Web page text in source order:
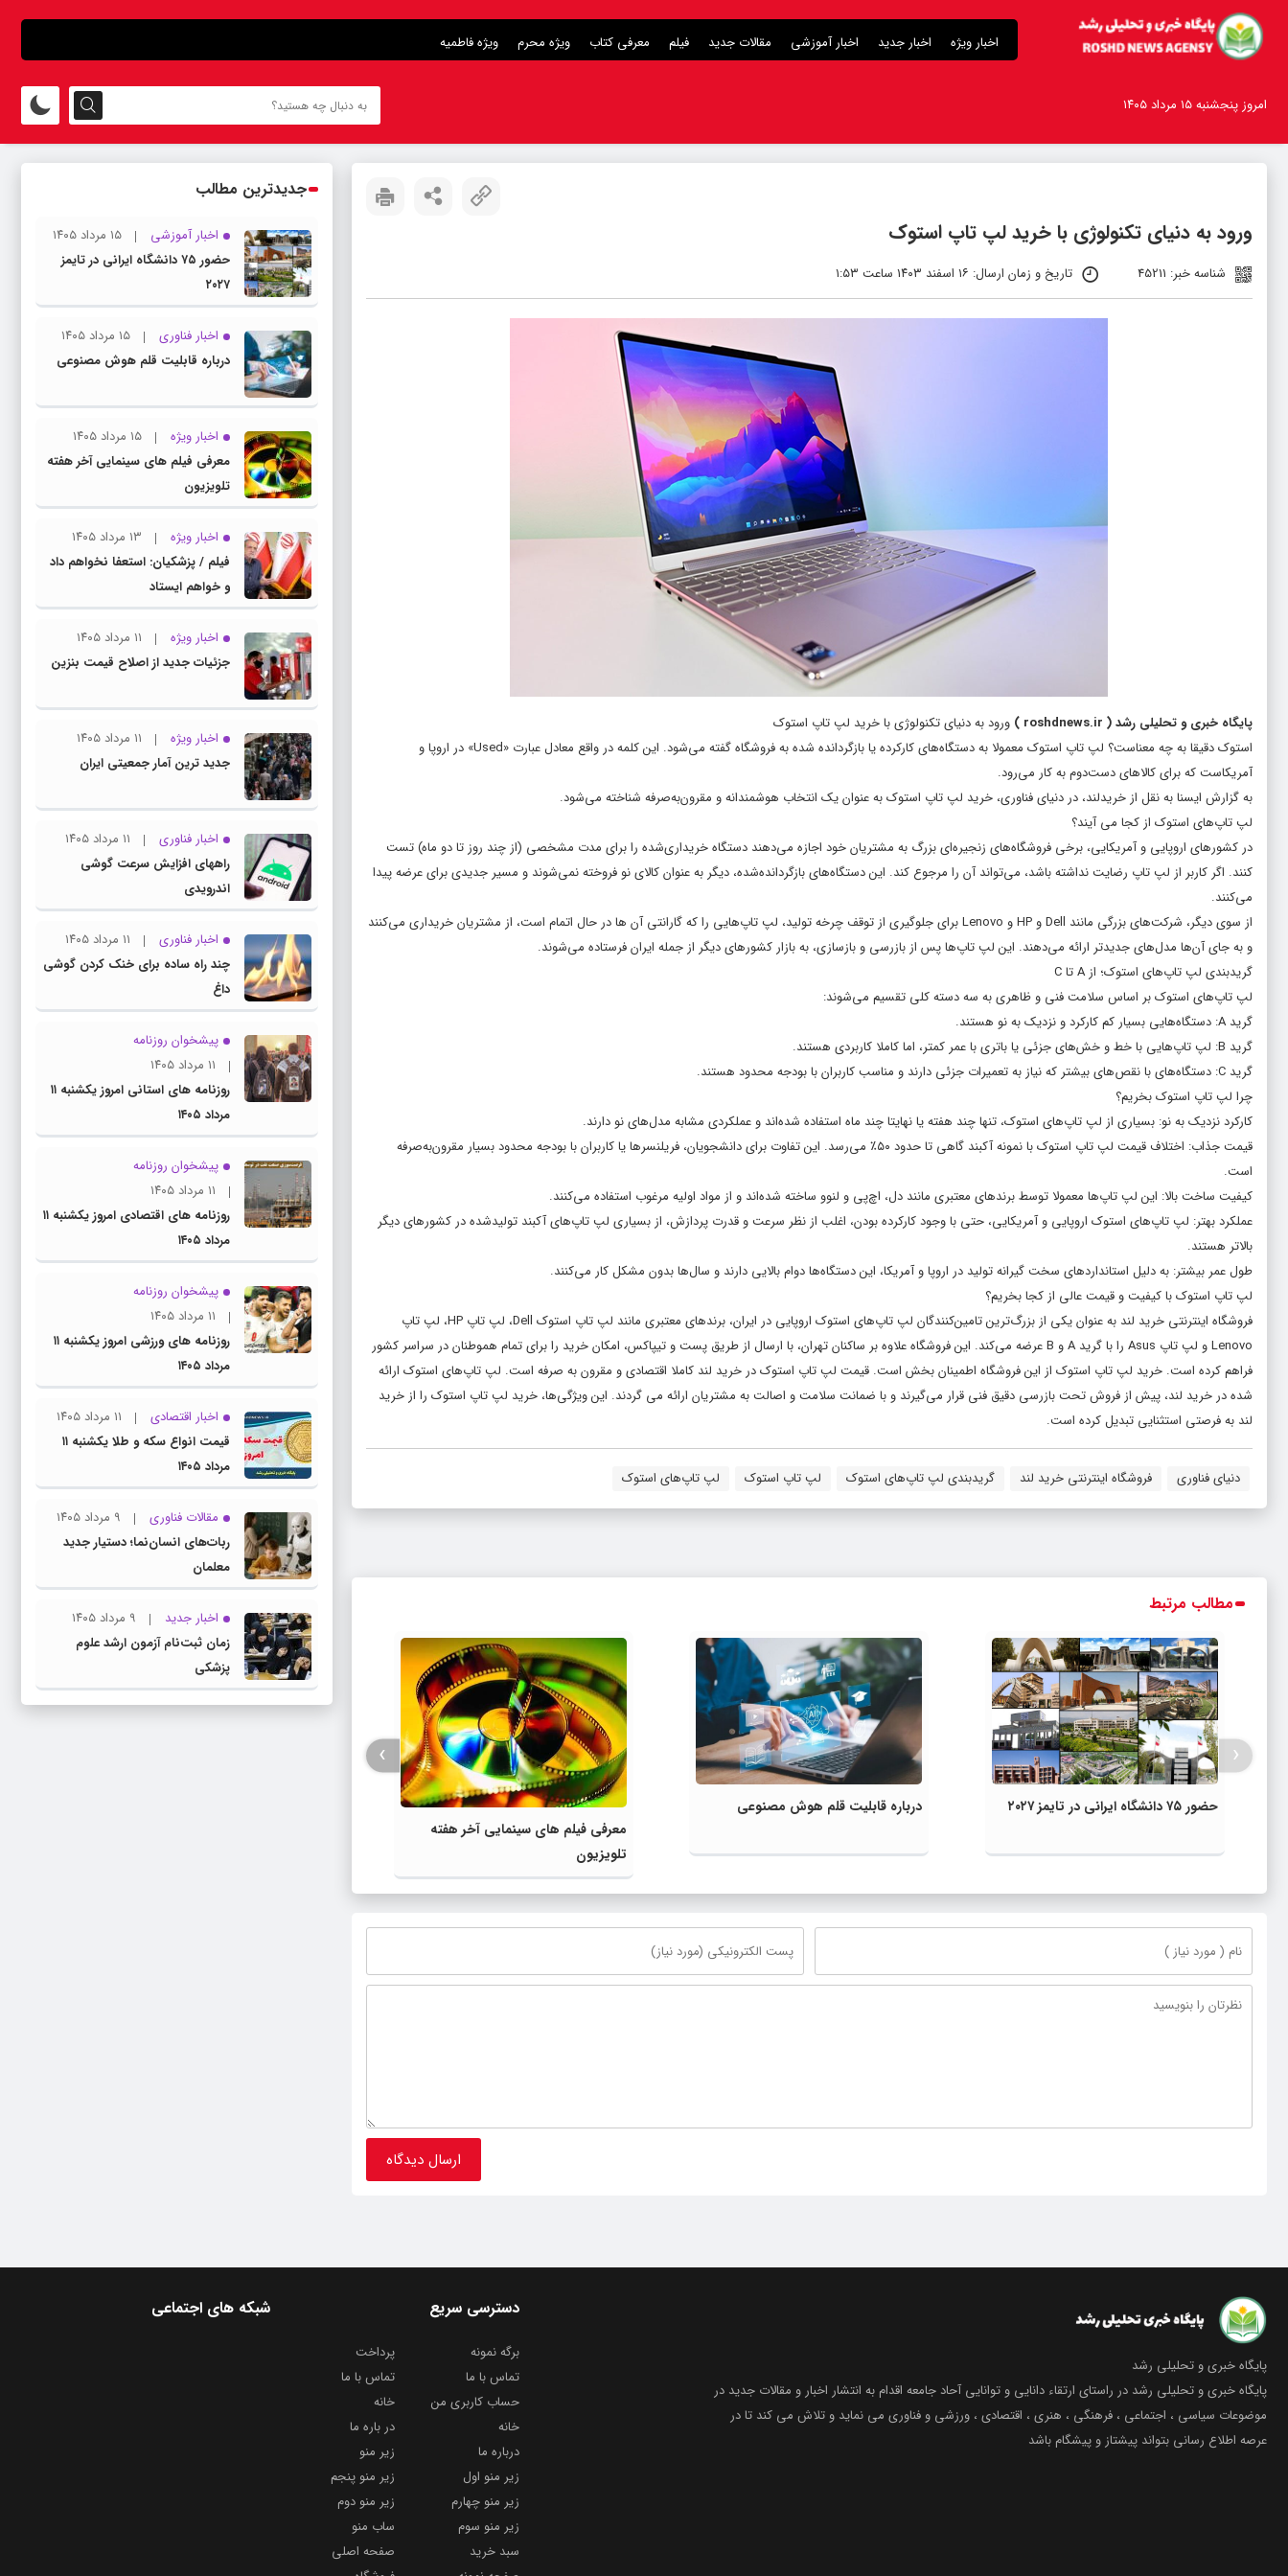
اخبار ویژه اخبار جدید اخبار آموزشی مقالات جدید فیلم معرفی کتاب ویژه محرم ویژه فاطمیه
امروز پنجشنبه ۱۵ مرداد ۱۴۰۵
ورود به دنیای تکنولوژی با خرید لپ تاپ استوک
شناسه خبر: 45211 تاریخ و زمان ارسال: ۱۶ اسفند ۱۴۰۳ ساعت ۱:۵۳
پایگاه خبری و تحلیلی رشد(
roshdnews.ir
) ورود به دنیای تکنولوژی با خرید لپ تاپ استوک
استوک دقیقا به چه معناست؟ لپ تاپ استوک معمولا به دستگاه‌های کارکرده یا بازگردانده ‌شده به فروشگاه گفته می‌شود. این کلمه در واقع معادل عبارت «Used» در اروپا و
آمریکاست که برای کالاهای دست‌دوم به کار می‌رود.
به گزارش ایسنا به نقل از خریدلند، در دنیای فناوری، خرید لپ تاپ استوک به عنوان یک انتخاب هوشمندانه و مقرون‌به‌صرفه شناخته می‌شود.
لپ تاپ‌های استوک از کجا می آیند؟
در کشورهای اروپایی و آمریکایی، برخی فروشگاه‌های زنجیره‌ای بزرگ به مشتریان خود اجازه می‌دهند دستگاه خریداری‌شده را برای مدت مشخصی (از چند روز تا دو ماه) تست
کنند. اگر کاربر از لپ تاپ رضایت نداشته باشد، می‌تواند آن را مرجوع کند. این دستگاه‌های بازگردانده‌شده، دیگر به عنوان کالای نو فروخته نمی‌شوند و مسیر جدیدی برای عرضه پیدا
می‌کنند.
از سوی دیگر، شرکت‌های بزرگی مانند Dell و HP و Lenovo برای جلوگیری از توقف چرخه تولید، لپ تاپ‌هایی را که گارانتی آن ها در حال اتمام است، از مشتریان خریداری می‌کنند
و به جای آن‌ها مدل‌های جدیدتر ارائه می‌دهند. این لپ تاپ‌ها پس از بازرسی و بازسازی، به بازار کشورهای دیگر از جمله ایران فرستاده می‌شوند.
گریدبندی لپ تاپ‌های استوک؛ از A تا C
لپ تاپ‌های استوک بر اساس سلامت فنی و ظاهری به سه دسته کلی تقسیم می‌شوند:
گرید A: دستگاه‌هایی بسیار کم کارکرد و نزدیک به نو هستند.
گرید B: لپ تاپ‌هایی با خط و خش‌های جزئی یا باتری با عمر کمتر، اما کاملا کاربردی هستند.
گرید C: دستگاه‌های با نقص‌های بیشتر که نیاز به تعمیرات جزئی دارند و مناسب کاربران با بودجه محدود هستند.
چرا لپ تاپ استوک بخریم؟
کارکرد نزدیک به نو: بسیاری از لپ تاپ‌های استوک، تنها چند هفته یا نهایتا چند ماه استفاده شده‌اند و عملکردی مشابه مدل‌های نو دارند.
قیمت جذاب: اختلاف قیمت لپ تاپ استوک با نمونه آکبند گاهی تا حدود ۵۰٪ می‌رسد. این تفاوت برای دانشجویان، فریلنسرها یا کاربران با بودجه محدود بسیار مقرون‌به‌صرفه
است.
کیفیت ساخت بالا: این لپ تاپ‌ها معمولا توسط برندهای معتبری مانند دل، اچ‌پی و لنوو ساخته شده‌اند و از مواد اولیه مرغوب استفاده می‌کنند.
عملکرد بهتر: لپ تاپ‌های استوک اروپایی و آمریکایی، حتی با وجود کارکرده بودن، اغلب از نظر سرعت و قدرت پردازش، از بسیاری لپ تاپ‌های آکبند تولیدشده در کشورهای دیگر
بالاتر هستند.
طول عمر بیشتر: به دلیل استانداردهای سخت گیرانه تولید در اروپا و آمریکا، این دستگاه‌ها دوام بالایی دارند و سال‌ها بدون مشکل کار می‌کنند.
لپ تاپ استوک با کیفیت و قیمت عالی از کجا بخریم؟
فروشگاه اینترنتی خرید لند به عنوان یکی از بزرگ‌ترین تامین‌کنندگان لپ تاپ‌های استوک اروپایی در ایران، برندهای معتبری مانند لپ تاپ استوک Dell، لپ تاپ HP، لپ تاپ
Lenovo و لپ تاپ Asus را با گرید A و B عرضه می‌کند. این فروشگاه علاوه بر ساکنان تهران، با ارسال از طریق پست و تیپاکس، امکان خرید را برای تمام هموطنان در سراسر کشور
فراهم کرده است. خرید لپ تاپ استوک از این فروشگاه اطمینان بخش است. قیمت لپ تاپ استوک در خرید لند کاملا اقتصادی و مقرون به صرفه است. لپ تاپ‌های استوک ارائه
شده در خرید لند، پیش از فروش تحت بازرسی دقیق فنی قرار می‌گیرند و با ضمانت سلامت و اصالت به مشتریان ارائه می گردند. این ویژگی‌ها، خرید لپ تاپ استوک را از خرید
لند به فرصتی استثنایی تبدیل کرده است.
دنیای فناوری فروشگاه اینترنتی خرید لند گریدبندی لپ تاپ‌های استوک لپ تاپ استوک لپ تاپ‌های استوک
مطالب مرتبط
حضور ۷۵ دانشگاه ایرانی در تایمز ۲۰۲۷
درباره قابلیت قلم هوش مصنوعی
معرفی فیلم های سینمایی آخر هفته
تلویزیون
‹
›
جدیدترین مطالب
اخبار آموزشی
۱۵ مرداد ۱۴۰۵
حضور ۷۵ دانشگاه ایرانی در تایمز
۲۰۲۷
اخبار فناوری
۱۵ مرداد ۱۴۰۵
درباره قابلیت قلم هوش مصنوعی
اخبار ویژه
۱۵ مرداد ۱۴۰۵
معرفی فیلم های سینمایی آخر هفته
تلویزیون
اخبار ویژه
۱۳ مرداد ۱۴۰۵
فیلم / پزشکیان: استعفا نخواهم داد
و خواهم ایستاد
اخبار ویژه
۱۱ مرداد ۱۴۰۵
جزئیات جدید از اصلاح قیمت بنزین
اخبار ویژه
۱۱ مرداد ۱۴۰۵
جدید ترین آمار جمعیتی ایران
اخبار فناوری
۱۱ مرداد ۱۴۰۵
راههای افزایش سرعت گوشی
اندرویدی
اخبار فناوری
۱۱ مرداد ۱۴۰۵
چند راه‌ ساده برای خنک کردن گوشی
داغ
پیشخوان روزنامه
۱۱ مرداد ۱۴۰۵
روزنامه های استانی امروز یکشنبه ۱۱
مرداد ۱۴۰۵
پیشخوان روزنامه
۱۱ مرداد ۱۴۰۵
روزنامه های اقتصادی امروز یکشنبه ۱۱
مرداد ۱۴۰۵
پیشخوان روزنامه
۱۱ مرداد ۱۴۰۵
روزنامه های ورزشی امروز یکشنبه ۱۱
مرداد ۱۴۰۵
اخبار اقتصادی
۱۱ مرداد ۱۴۰۵
قیمت انواع سکه و طلا یکشنبه ۱۱
مرداد ۱۴۰۵
مقالات فناوری
۹ مرداد ۱۴۰۵
ربات‌های انسان‌نما؛ دستیار جدید
معلمان
اخبار جدید
۹ مرداد ۱۴۰۵
زمان ثبت‌نام آزمون ارشد علوم
پزشکی
پایگاه خبری و تحلیلی رشد
پایگاه خبری و تحلیلی رشد در راستای ارتقاء دانایی و توانایی آحاد جامعه اقدام به انتشار اخبار و مقالات جدید در
موضوعات سیاسی ، اجتماعی ، فرهنگی ، هنری ، اقتصادی ، ورزشی و فناوری می نماید و تلاش می کند تا در
عرصه اطلاع رسانی بتواند پیشتاز و پیشگام باشد
شبکه های اجتماعی دسترسی سریع
برگه نمونه
پرداخت
تماس با ما
تماس با ما
حساب کاربری من
خانه
خانه
در باره ما
درباره ما
زیر منو
زیر منو اول
زیر منو پنجم
زیر منو چهارم
زیر منو دوم
زیر منو سوم
ساب منو
سبد خرید
صفحه اصلی